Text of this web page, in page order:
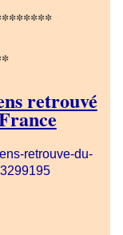
retrouvé
retrouve-du-